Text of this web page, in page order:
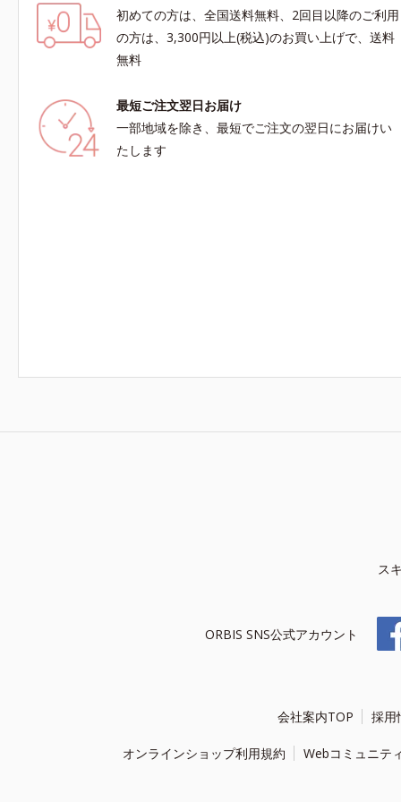
初めての方は、全国送料無料、2回目以降のご利用
の方は、3,300円以上(税込)のお買い上げで、送料
無料
最短ご注文翌日お届け
一部地域を除き、最短でご注文の翌日にお届けい
たします
ス
ORBIS SNS公式アカウント
会社案内TOP 採用
オンラインショップ利用規約 Webコミュニテ